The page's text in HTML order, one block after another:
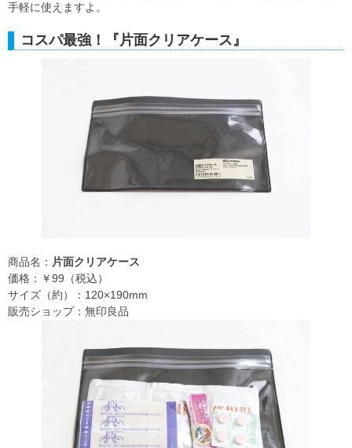
手軽に使えますよ。
コスパ最強！『片面クリアケース』
商品名： 片面クリアケース
価格：￥99（税込）
サイズ（約）：120×190mm
販売ショップ：無印良品